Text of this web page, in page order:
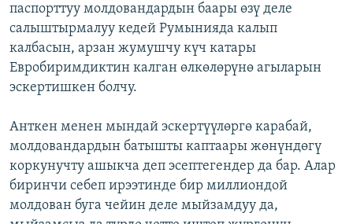
паспорттуу молдовандардын баары өзү деле
салыштырмалуу кедей Румынияда калып
калбасын, арзан жумушчу күч катары
Евробиримдиктин калган өлкөлөрүнө агыларын
эскертишкен болчу.
Анткен менен мындай эскертүүлөргө карабай,
молдовандардын батышты каптаары жөнүндөгү
коркунучту ашыкча деп эсептегендер да бар. Алар
биринчи себеп ирээтинде бир миллиондой
молдован буга чейин деле мыйзамдуу да,